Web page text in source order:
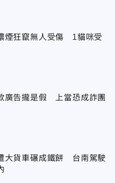
煙狂竄無人受傷 1貓咪受
廣告攏是假 上當恐成詐團
大貨車碾成鐵餅 台南駕駛